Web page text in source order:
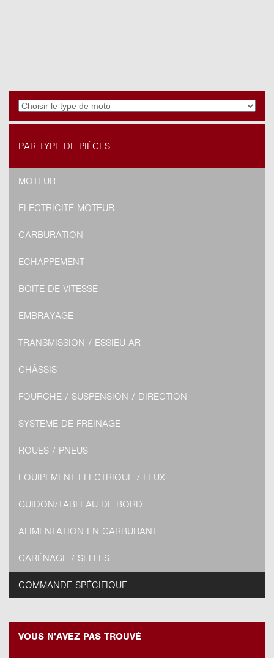
PAR TYPE DE PIÈCES
MOTEUR
ELECTRICITÉ MOTEUR
CARBURATION
ECHAPPEMENT
BOITE DE VITESSE
EMBRAYAGE
TRANSMISSION / ESSIEU AR
CHÂSSIS
FOURCHE / SUSPENSION / DIRECTION
SYSTÈME DE FREINAGE
ROUES / PNEUS
EQUIPEMENT ELECTRIQUE / FEUX
GUIDON/TABLEAU DE BORD
ALIMENTATION EN CARBURANT
CARÉNAGE / SELLES
COMMANDE SPÉCIFIQUE
VOUS N'AVEZ PAS TROUVÉ